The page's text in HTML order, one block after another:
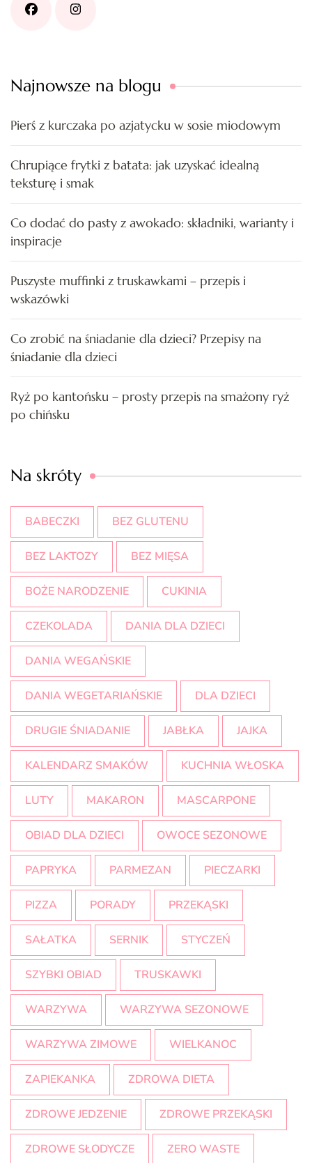
Najnowsze na blogu
Pierś z kurczaka po azjatycku w sosie miodowym
Chrupiące frytki z batata: jak uzyskać idealną
teksturę i smak
Co dodać do pasty z awokado: składniki, warianty i
inspiracje
Puszyste muffinki z truskawkami – przepis i
wskazówki
Co zrobić na śniadanie dla dzieci? Przepisy na
śniadanie dla dzieci
Ryż po kantońsku – prosty przepis na smażony ryż
po chińsku
Na skróty
BABECZKI BEZ GLUTENU
BEZ LAKTOZY BEZ MIĘSA
BOŻE NARODZENIE CUKINIA
CZEKOLADA DANIA DLA DZIECI
DANIA WEGAŃSKIE
DANIA WEGETARIAŃSKIE DLA DZIECI
DRUGIE ŚNIADANIE JABŁKA JAJKA
KALENDARZ SMAKÓW KUCHNIA WŁOSKA
LUTY MAKARON MASCARPONE
OBIAD DLA DZIECI OWOCE SEZONOWE
PAPRYKA PARMEZAN PIECZARKI
PIZZA PORADY PRZEKĄSKI
SAŁATKA SERNIK STYCZEŃ
SZYBKI OBIAD TRUSKAWKI
WARZYWA WARZYWA SEZONOWE
WARZYWA ZIMOWE WIELKANOC
ZAPIEKANKA ZDROWA DIETA
ZDROWE JEDZENIE ZDROWE PRZEKĄSKI
ZDROWE SŁODYCZE ZERO WASTE